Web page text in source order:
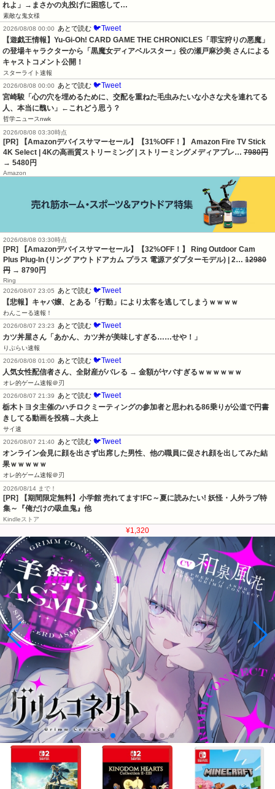
れよ」→まさかの丸投げに困惑して…
素敵な鬼女様
2026/08/08 00:00
あとで読む 🐦Tweet
【遊戯王情報】Yu-Gi-Oh! CARD GAME THE CHRONICLES「罪宝狩りの悪魔」
の登場キャラクターから「黒魔女ディアベルスター」役の瀬戸麻沙美 さんによる
キャストコメント公開！
スターライト速報
2026/08/08 00:00
あとで読む 🐦Tweet
宮崎駿「心の穴を埋めるために、交配を重ねた毛虫みたいな小さな犬を連れてる
人、本当に醜い」←これどう思う？
哲学ニュースnwk
2026/08/08 03:30時点
[PR] 【Amazonデバイスサマーセール】【31%OFF！】 Amazon Fire TV Stick
4K Select | 4Kの高画質ストリーミング | ストリーミングメディアプレ… 7980円
→ 5480円
Amazon
2026/08/08 03:30時点
[PR] 【Amazonデバイスサマーセール】【32%OFF！】 Ring Outdoor Cam
Plus Plug-In (リング アウトドアカム プラス 電源アダプターモデル) | 2… 12980
円 → 8790円
Ring
2026/08/07 23:05
あとで読む 🐦Tweet
【悲報】キャバ嬢、とある「行動」により太客を逃してしまうｗｗｗｗ
わんこーる速報！
2026/08/07 23:23
あとで読む 🐦Tweet
カツ丼屋さん「あかん、カツ丼が美味しすぎる……せや！」
りぷらい速報
2026/08/08 01:00
あとで読む 🐦Tweet
人気女性配信者さん、全財産がバレる → 金額がヤバすぎるｗｗｗｗｗｗ
オレ的ゲーム速報＠刃
2026/08/07 21:39
あとで読む 🐦Tweet
栃木トヨタ主催のハチロクミーティングの参加者と思われる86乗りが公道で円書
きしてる動画を投稿→大炎上
サイ速
2026/08/07 21:40
あとで読む 🐦Tweet
オンライン会見に顔を出さず出席した男性、他の職員に促され顔を出してみた結
果ｗｗｗｗｗ
オレ的ゲーム速報＠刃
2026/08/14 まで！
[PR] 【期間限定無料】小学館 売れてます!FC～夏に読みたい! 妖怪・人外ラブ特
集～『俺だけの吸血鬼』他
Kindleストア
¥1,320